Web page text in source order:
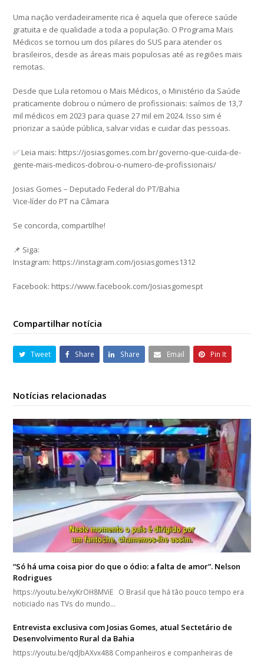
Uma nação verdadeiramente rica é aquela que oferece saúde
gratuita e de qualidade a toda a população. O Programa Mais
Médicos se tornou um dos pilares do SUS para atender os
brasileiros, desde as áreas mais populosas até as regiões mais
remotas.
Desde que Lula retomou o Mais Médicos, o Ministério da Saúde
praticamente dobrou o número de profissionais: saímos de 13,7
mil médicos em 2023 para quase 27 mil em 2024. Isso sim é
priorizar a saúde pública, salvar vidas e cuidar das pessoas.
✅ Leia mais: https://josiasgomes.com.br/governo-que-cuida-de-
gente-mais-medicos-dobrou-o-numero-de-profissionais/
Josias Gomes – Deputado Federal do PT/Bahia
Vice-líder do PT na Câmara
Se concorda, compartilhe!
📌 Siga:
Instagram: https://instagram.com/josiasgomes1312
Facebook: https://www.facebook.com/Josiasgomespt
Compartilhar notícia
Tweet Share Share Email Pin It
Notícias relacionadas
“Só há uma coisa pior do que o ódio: a falta de amor”. Nelson
Rodrigues
https://youtu.be/xyKrOH8MViE O Brasil que há tão pouco tempo era
noticiado nas TVs do mundo…
Entrevista exclusiva com Josias Gomes, atual Sectetário de
Desenvolvimento Rural da Bahia
https://youtu.be/qdJbAXvx488 Companheiros e companheiras de